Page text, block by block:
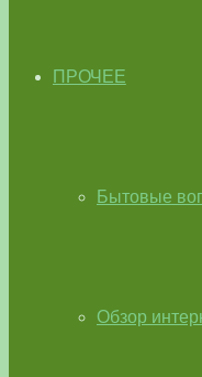
ПРОЧЕЕ
Бытовые
Обзор